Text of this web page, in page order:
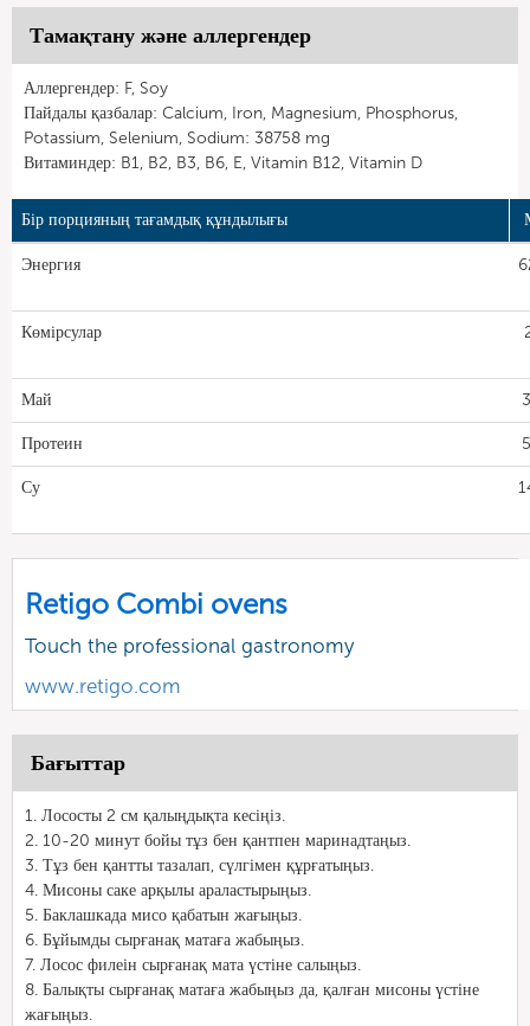
Тамақтану және аллергендер
Аллергендер: F, Soy
Пайдалы қазбалар: Calcium, Iron, Magnesium, Phosphorus,
Potassium, Selenium, Sodium: 38758 mg
Витаминдер: B1, B2, B3, B6, E, Vitamin B12, Vitamin D
Бір порцияның тағамдық құндылығы
Энергия
Көмірсулар
Май
Протеин
Су
Retigo Combi ovens
Touch the professional gastronomy
www.retigo.com
Бағыттар
1. Лососты 2 см қалыңдықта кесіңіз.
2. 10-20 минут бойы тұз бен қантпен маринадтаңыз.
3. Тұз бен қантты тазалап, сүлгімен құрғатыңыз.
4. Мисоны саке арқылы араластырыңыз.
5. Баклашкада мисо қабатын жағыңыз.
6. Бұйымды сырғанақ матаға жабыңыз.
7. Лосос филеін сырғанақ мата үстіне салыңыз.
8. Балықты сырғанақ матаға жабыңыз да, қалған мисоны үстіне
жағыңыз.